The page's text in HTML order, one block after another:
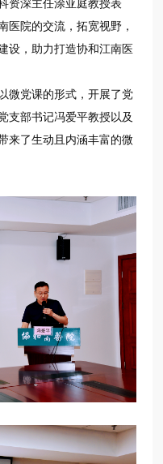
资深主任涂亚庭教授表
医院的交流，拓宽视野，
设，助力打造协和江南医
微党课的形式，开展了党
支部书记冯爱平教授以及
来了生动且内涵丰富的微